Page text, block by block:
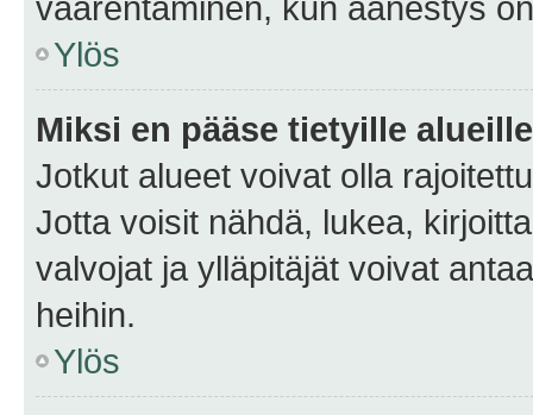
Ylös
Miksi en pääse tietyille
Jotkut alueet voivat olla
Jotta voisit nähdä, lukea,
valvojat ja ylläpitäjät voivat
heihin.
Ylös